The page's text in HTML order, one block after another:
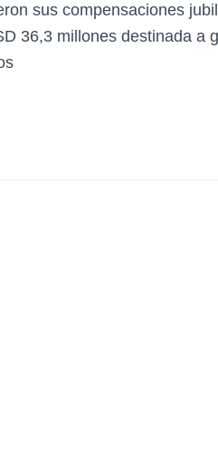
sus compensaciones
36,3 millones destinada a